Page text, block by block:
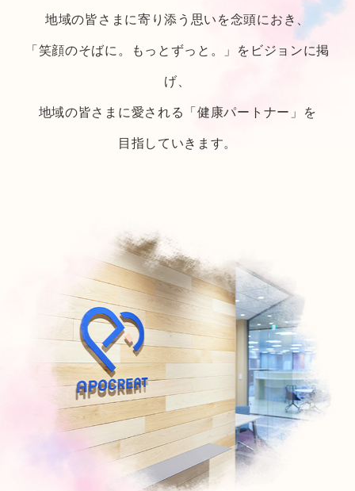
地域の皆さまに寄り添う思いを念頭におき、
「笑顔のそばに。もっとずっと。」をビジョンに掲
げ、
地域の皆さまに愛される「健康パートナー」を
目指していきます。